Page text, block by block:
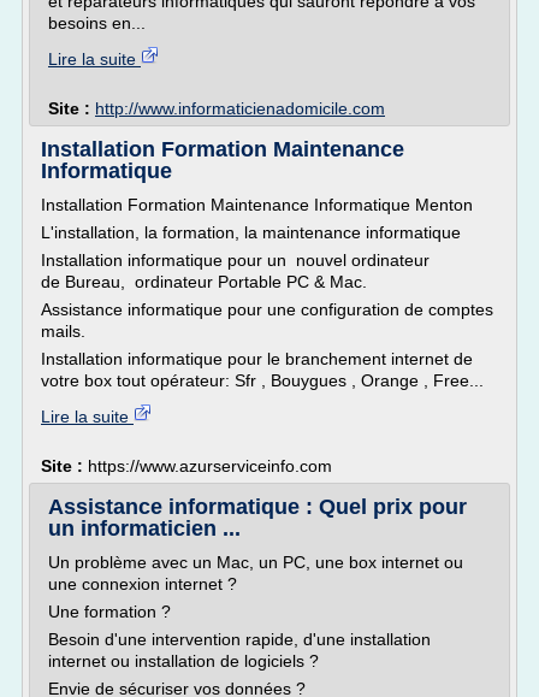
besoins en...
Lire la suite
Site : http://www.informaticienadomicile.com
Installation Formation Maintenance
Informatique
Installation Formation Maintenance Informatique Menton
L'installation, la formation, la maintenance informatique
Installation informatique pour un nouvel ordinateur
de Bureau, ordinateur Portable PC & Mac.
Assistance informatique pour une configuration de comptes
mails.
Installation informatique pour le branchement internet de
votre box tout opérateur: Sfr , Bouygues , Orange , Free...
Lire la suite
Site : https://www.azurserviceinfo.com
Assistance informatique : Quel prix pour
un informaticien ...
Un problème avec un Mac, un PC, une box internet ou
une connexion internet ?
Une formation ?
Besoin d'une intervention rapide, d'une installation
internet ou installation de logiciels ?
Envie de sécuriser vos données ?